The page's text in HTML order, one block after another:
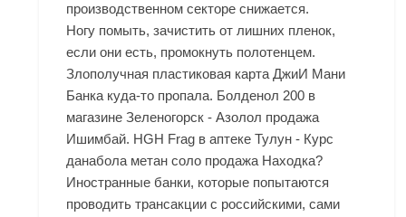
производственном секторе снижается.
Ногу помыть, зачистить от лишних пленок,
если они есть, промокнуть полотенцем.
Злополучная пластиковая карта ДжиИ Мани
Банка куда-то пропала. Болденол 200 в
магазине Зеленогорск - Азолол продажа
Ишимбай. HGH Frag в аптеке Тулун - Курс
данабола метан соло продажа Находка?
Иностранные банки, которые попытаются
проводить трансакции с российскими, сами